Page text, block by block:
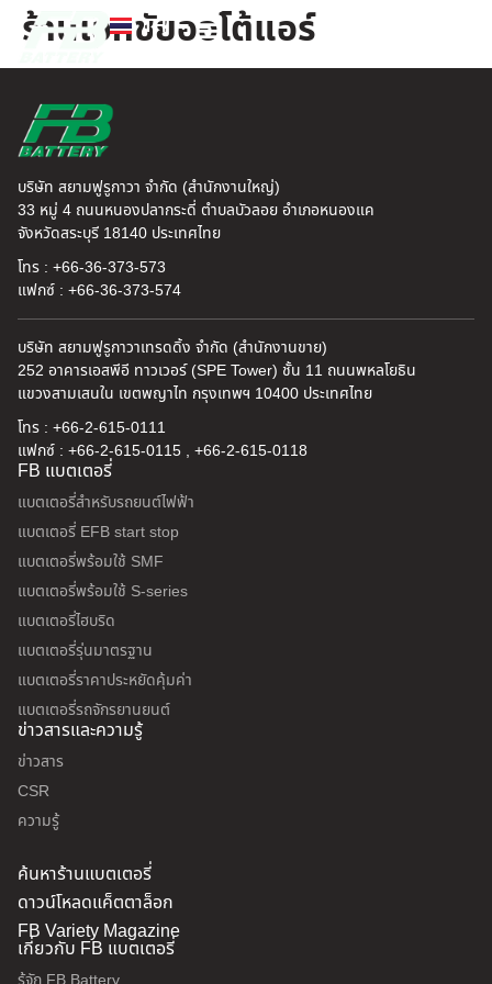
TH
EN
ร้านเอกชัยออโต้แอร์
บริษัท สยามฟูรูกาวา จำกัด (สำนักงานใหญ่)
33 หมู่ 4 ถนนหนองปลากระดี่ ตำบลบัวลอย อำเภอหนองแค
จังหวัดสระบุรี 18140 ประเทศไทย
โทร : +66-36-373-573
แฟกซ์ : +66-36-373-574
บริษัท สยามฟูรูกาวาเทรดดิ้ง จำกัด (สำนักงานขาย)
252 อาคารเอสพีอี ทาวเวอร์ (SPE Tower) ชั้น 11 ถนนพหลโยธิน
แขวงสามเสนใน เขตพญาไท กรุงเทพฯ 10400 ประเทศไทย
โทร : +66-2-615-0111
แฟกซ์ : +66-2-615-0115 , +66-2-615-0118
FB แบตเตอรี่
แบตเตอรี่สำหรับรถยนต์ไฟฟ้า
แบตเตอรี่ EFB start stop
แบตเตอรี่พร้อมใช้ SMF
แบตเตอรี่พร้อมใช้ S-series
แบตเตอรี่ไฮบริด
แบตเตอรี่รุ่นมาตรฐาน
แบตเตอรี่ราคาประหยัดคุ้มค่า
แบตเตอรี่รถจักรยานยนต์
ข่าวสารและความรู้
ข่าวสาร
CSR
ความรู้
ค้นหาร้านแบตเตอรี่
ดาวน์โหลดแค็ตตาล็อก
FB Variety Magazine
เกี่ยวกับ FB แบตเตอรี่